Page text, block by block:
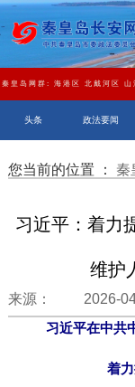
秦皇岛网群: 海港区 北戴河区 山
头条 政法要闻
您当前的位置 ： 秦
习近平：着力
维护
来源： 2026-
习近平在中共
着